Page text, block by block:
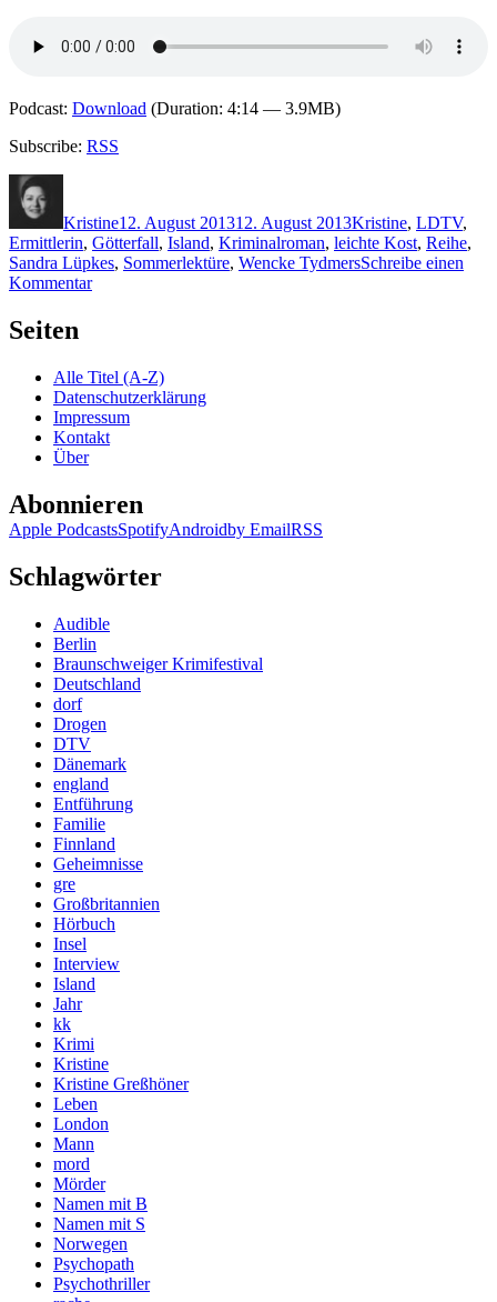
Podcast: Download (Duration: 4:14 — 3.9MB)
Subscribe: RSS
Kristine12. August 201312. August 2013Kristine, LDTV,
Ermittlerin, Götterfall, Island, Kriminalroman, leichte Kost, Reihe,
Sandra Lüpkes, Sommerlektüre, Wencke TydmersSchreibe einen
Kommentarzu
Götterfall
Seiten
Alle Titel (A-Z)
Datenschutzerklärung
Impressum
Kontakt
Über
Abonnieren
Apple PodcastsSpotifyAndroidby EmailRSS
Schlagwörter
Audible
Berlin
Braunschweiger Krimifestival
Deutschland
dorf
Drogen
DTV
Dänemark
england
Entführung
Familie
Finnland
Geheimnisse
gre
Großbritannien
Hörbuch
Insel
Interview
Island
Jahr
kk
Krimi
Kristine
Kristine Greßhöner
Leben
London
Mann
mord
Mörder
Namen mit B
Namen mit S
Norwegen
Psychopath
Psychothriller